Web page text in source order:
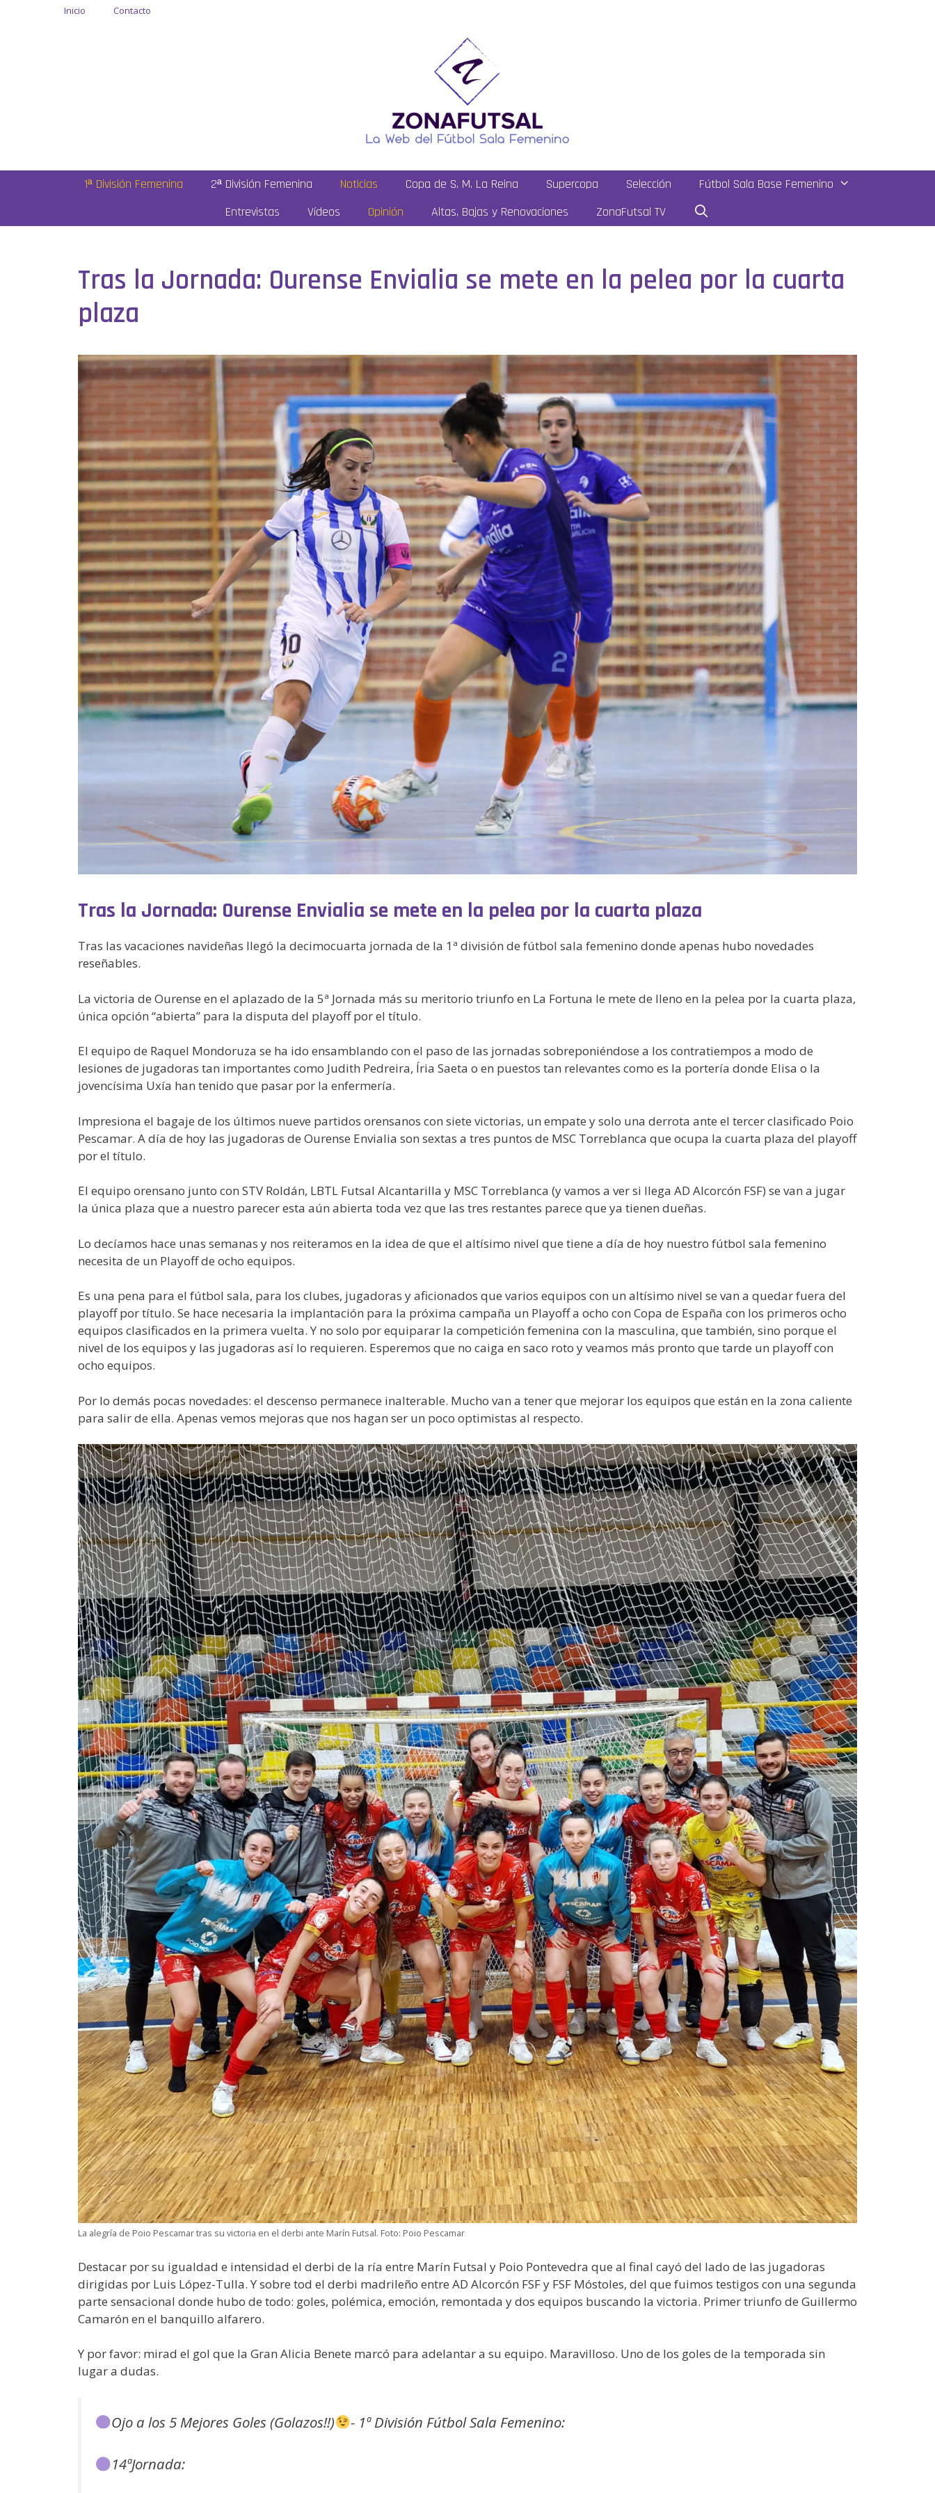
Inicio Contacto
1ª División Femenina 2ª División Femenina Noticias Copa de S. M. La Reina Supercopa Selección
Fútbol Sala Base Femenino
Entrevistas
Vídeos Opinión Altas, Bajas y Renovaciones ZonaFutsal TV
Tras la Jornada: Ourense Envialia se mete en la pelea por la cuarta
plaza
Tras la Jornada: Ourense Envialia se mete en la pelea por la cuarta plaza
Tras las vacaciones navideñas llegó la decimocuarta jornada de la 1ª división de fútbol sala femenino donde apenas hubo novedades
reseñables.
La victoria de Ourense en el aplazado de la 5ª Jornada más su meritorio triunfo en La Fortuna le mete de lleno en la pelea por la cuarta plaza,
única opción “abierta” para la disputa del playoff por el título.
El equipo de Raquel Mondoruza se ha ido ensamblando con el paso de las jornadas sobreponiéndose a los contratiempos a modo de
lesiones de jugadoras tan importantes como Judith Pedreira, Íria Saeta o en puestos tan relevantes como es la portería donde Elisa o la
jovencísima Uxía han tenido que pasar por la enfermería.
Impresiona el bagaje de los últimos nueve partidos orensanos con siete victorias, un empate y solo una derrota ante el tercer clasificado Poio
Pescamar. A día de hoy las jugadoras de Ourense Envialia son sextas a tres puntos de MSC Torreblanca que ocupa la cuarta plaza del playoff
por el título.
El equipo orensano junto con STV Roldán, LBTL Futsal Alcantarilla y MSC Torreblanca (y vamos a ver si llega AD Alcorcón FSF) se van a jugar
la única plaza que a nuestro parecer esta aún abierta toda vez que las tres restantes parece que ya tienen dueñas.
Lo decíamos hace unas semanas y nos reiteramos en la idea de que el altísimo nivel que tiene a día de hoy nuestro fútbol sala femenino
necesita de un Playoff de ocho equipos.
Es una pena para el fútbol sala, para los clubes, jugadoras y aficionados que varios equipos con un altísimo nivel se van a quedar fuera del
playoff por título. Se hace necesaria la implantación para la próxima campaña un Playoff a ocho con Copa de España con los primeros ocho
equipos clasificados en la primera vuelta. Y no solo por equiparar la competición femenina con la masculina, que también, sino porque el
nivel de los equipos y las jugadoras así lo requieren. Esperemos que no caiga en saco roto y veamos más pronto que tarde un playoff con
ocho equipos.
Por lo demás pocas novedades: el descenso permanece inalterable. Mucho van a tener que mejorar los equipos que están en la zona caliente
para salir de ella. Apenas vemos mejoras que nos hagan ser un poco optimistas al respecto.
La alegría de Poio Pescamar tras su victoria en el derbi ante Marín Futsal. Foto: Poio Pescamar
Destacar por su igualdad e intensidad el derbi de la ría entre Marín Futsal y Poio Pontevedra que al final cayó del lado de las jugadoras
dirigidas por Luis López-Tulla. Y sobre tod el derbi madrileño entre AD Alcorcón FSF y FSF Móstoles, del que fuimos testigos con una segunda
parte sensacional donde hubo de todo: goles, polémica, emoción, remontada y dos equipos buscando la victoria. Primer triunfo de Guillermo
Camarón en el banquillo alfarero.
Y por favor: mirad el gol que la Gran Alicia Benete marcó para adelantar a su equipo. Maravilloso. Uno de los goles de la temporada sin
lugar a dudas.
Ojo a los 5 Mejores Goles (Golazos!!) - 1ª División Fútbol Sala Femenino:
14ªJornada: